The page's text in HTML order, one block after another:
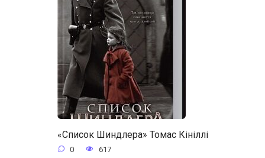
«Список Шиндлера» Томас Кініллі
0 617